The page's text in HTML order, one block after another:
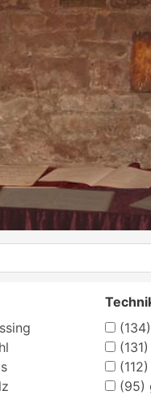
(134)
(131)
(112)
(95)